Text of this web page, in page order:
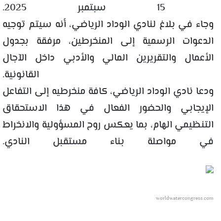
15 سبتمبر 2025.
وجاء في بلاغ لنادي الوداد الرياضي، أنه سيتم توجيه
الدعوات الرسمية إلى المنخرطين، مرفقة بجدول
الأعمال والتقريرين المالي والأدبي داخل الآجال
القانونية.
ودعا نادي الوداد الرياضي، كافة منخرطيه إلى التفاعل
الإيجابي والحضور الفعال في هذا الاستحقاق
التنظيمي الهام، بما يعكس روح المسؤولية والانخراط
في مواصلة بناء مستقبل النادي.
worldwatercongress.com